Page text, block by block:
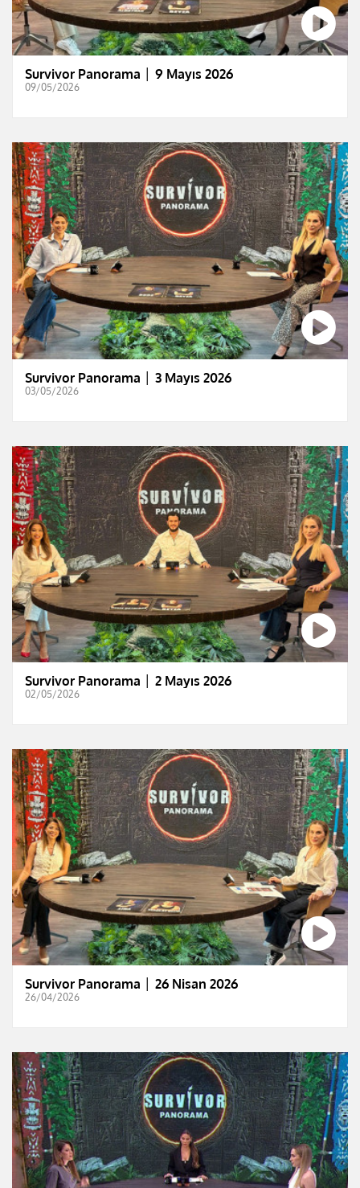
Survivor Panorama │ 9 Mayıs 2026
09/05/2026
Survivor Panorama │ 3 Mayıs 2026
03/05/2026
Survivor Panorama │ 2 Mayıs 2026
02/05/2026
Survivor Panorama │ 26 Nisan 2026
26/04/2026